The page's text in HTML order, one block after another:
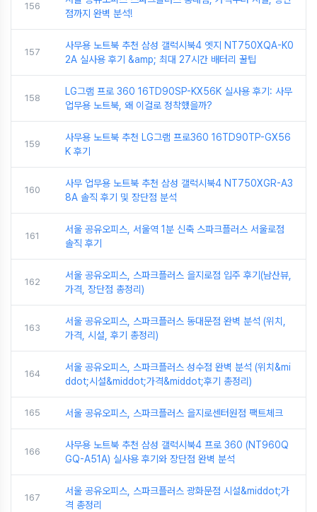
156
점까지 완벽 분석!
157
사무용 노트북 추천 삼성 갤럭시북4 엣지 NT750XQA-K0
2A 실사용 후기 &amp; 최대 27시간 배터리 꿀팁
158
LG그램 프로 360 16TD90SP-KX56K 실사용 후기: 사무
업무용 노트북, 왜 이걸로 정착했을까?
159
사무용 노트북 추천 LG그램 프로360 16TD90TP-GX56
K 후기
160
사무 업무용 노트북 추천 삼성 갤럭시북4 NT750XGR-A3
8A 솔직 후기 및 장단점 분석
161
서울 공유오피스, 서울역 1분 신축 스파크플러스 서울로점
솔직 후기
162
서울 공유오피스, 스파크플러스 을지로점 입주 후기(남산뷰,
가격, 장단점 총정리)
163
서울 공유오피스, 스파크플러스 동대문점 완벽 분석 (위치,
가격, 시설, 후기 총정리)
164
서울 공유오피스, 스파크플러스 성수점 완벽 분석 (위치&mi
ddot;시설&middot;가격&middot;후기 총정리)
165 서울 공유오피스, 스파크플러스 을지로센터원점 팩트체크
166
사무용 노트북 추천 삼성 갤럭시북4 프로 360 (NT960Q
GQ-A51A) 실사용 후기와 장단점 완벽 분석
167
서울 공유오피스, 스파크플러스 광화문점 시설&middot;가
격 총정리